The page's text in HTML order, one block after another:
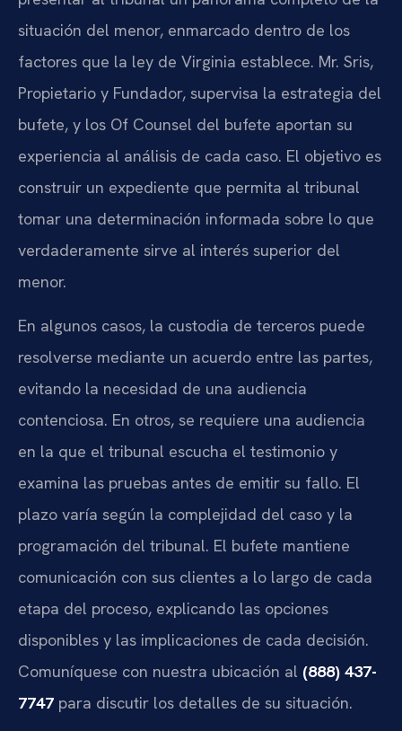
situación del menor, enmarcado dentro de los
factores que la ley de Virginia establece. Mr. Sris,
Propietario y Fundador, supervisa la estrategia del
bufete, y los Of Counsel del bufete aportan su
experiencia al análisis de cada caso. El objetivo es
construir un expediente que permita al tribunal
tomar una determinación informada sobre lo que
verdaderamente sirve al interés superior del
menor.
En algunos casos, la custodia de terceros puede
resolverse mediante un acuerdo entre las partes,
evitando la necesidad de una audiencia
contenciosa. En otros, se requiere una audiencia
en la que el tribunal escucha el testimonio y
examina las pruebas antes de emitir su fallo. El
plazo varía según la complejidad del caso y la
programación del tribunal. El bufete mantiene
comunicación con sus clientes a lo largo de cada
etapa del proceso, explicando las opciones
disponibles y las implicaciones de cada decisión.
Comuníquese con nuestra ubicación al (888) 437-
7747 para discutir los detalles de su situación.